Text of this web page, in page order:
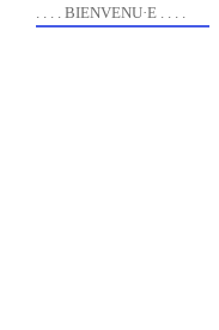
. . . . BIENVENU·E . . . .